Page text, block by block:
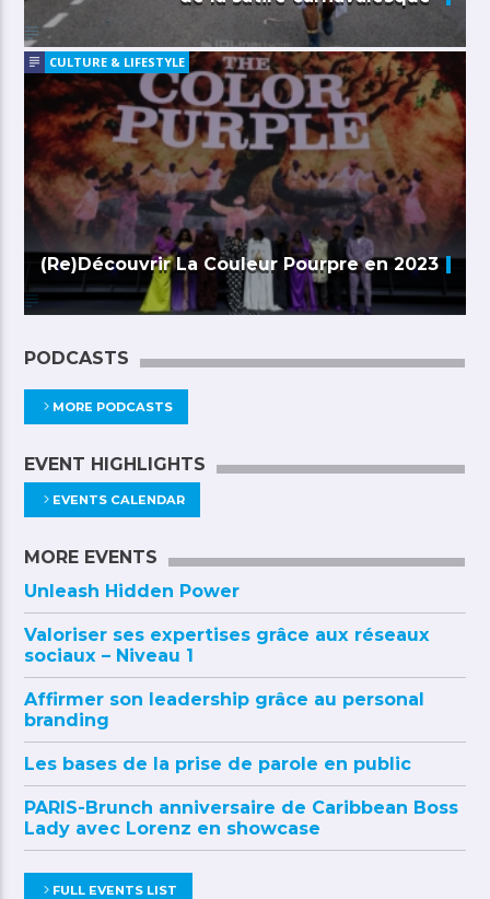
CULTURE & LIFESTYLE
(Re)Découvrir La Couleur Pourpre en 2023
PODCASTS
MORE PODCASTS
EVENT HIGHLIGHTS
EVENTS CALENDAR
MORE EVENTS
Unleash Hidden Power
Valoriser ses expertises grâce aux réseaux
sociaux – Niveau 1
Affirmer son leadership grâce au personal
branding
Les bases de la prise de parole en public
PARIS-Brunch anniversaire de Caribbean Boss
Lady avec Lorenz en showcase
FULL EVENTS LIST